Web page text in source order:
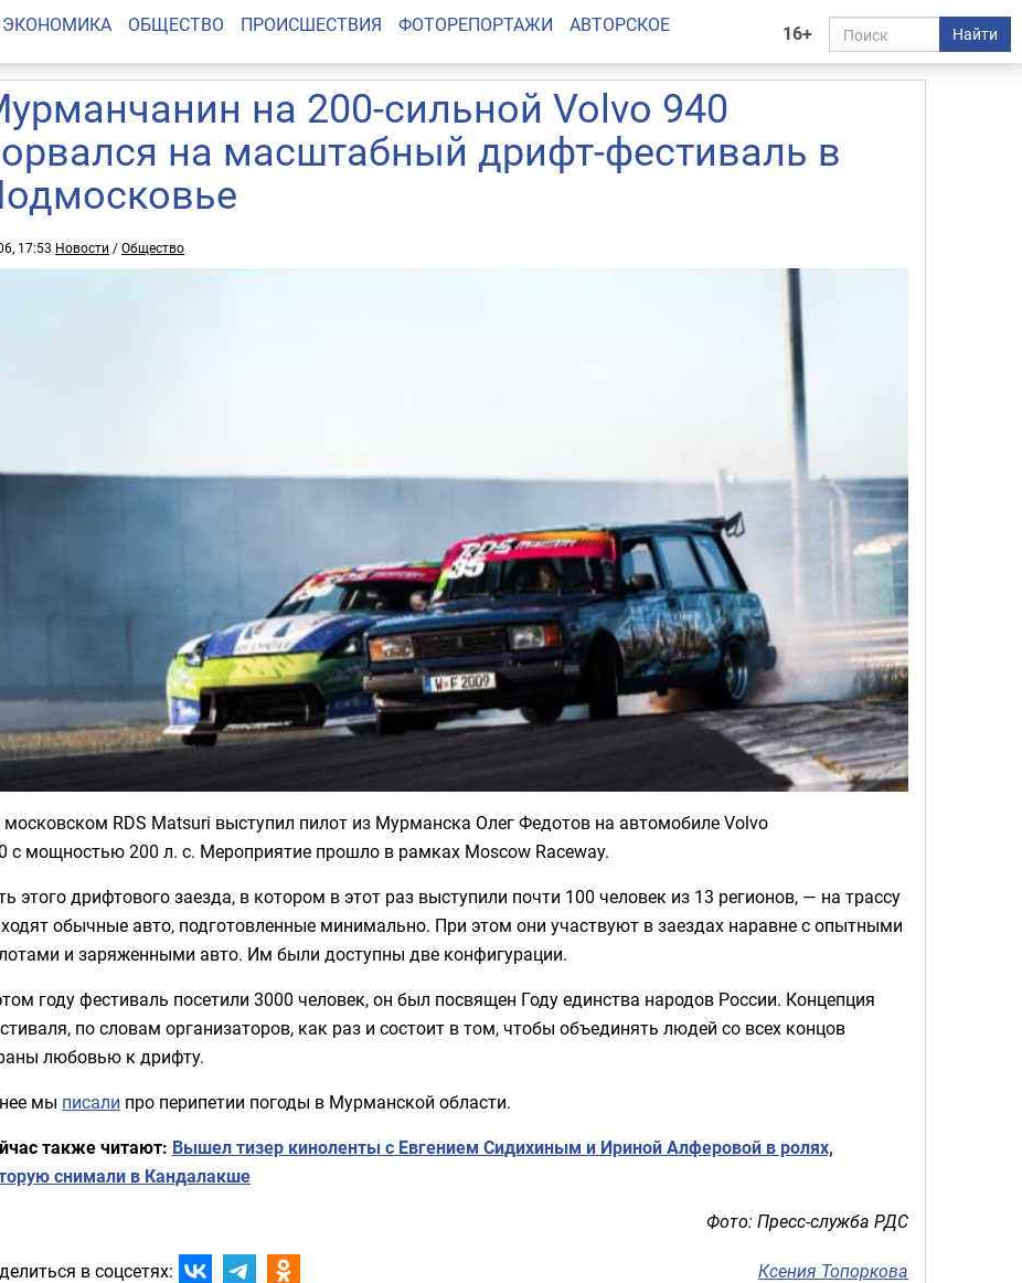
16+ Найти
ЭКОНОМИКА ОБЩЕСТВО ПРОИСШЕСТВИЯ ФОТОРЕПОРТАЖИ АВТОРСКОЕ
на 200-сильной Volvo 940
на масштабный дрифт-фестиваль в
17:53 Новости /Общество
RDS Matsuri выступил пилот из Мурманска Олег Федотов на автомобиле Volvo
с мощностью 200 л. с. Мероприятие прошло в рамках Moscow Raceway.
этого дрифтового заезда, в котором в этот раз выступили почти 100 человек из 13 регионов, — на трассу
обычные авто, подготовленные минимально. При этом они участвуют в заездах наравне с опытными
и заряженными авто. Им были доступны две конфигурации.
году фестиваль посетили 3000 человек, он был посвящен Году единства народов России. Концепция
по словам организаторов, как раз и состоит в том, чтобы объединять людей со всех концов
любовью к дрифту.
мы писали про перипетии погоды в Мурманской области.
также читают: Вышел тизер киноленты с Евгением Сидихиным и Ириной Алферовой в ролях,
снимали в Кандалакше
Фото: Пресс-служба РДС
в соцсетях: Ксения Топоркова